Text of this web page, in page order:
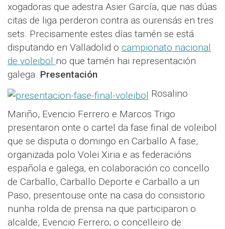
xogadoras que adestra Asier García, que nas dúas
citas de liga perderon contra as ourensás en tres
sets. Precisamente estes días tamén se está
disputando en Valladolid o campionato nacional
de voleibol no que tamén hai representación
galega. Presentación
Rosalino
Mariño, Evencio Ferrero e Marcos Trigo
presentaron onte o cartel da fase final de voleibol
que se disputa o domingo en Carballo A fase,
organizada polo Volei Xiria e as federacións
española e galega, en colaboración co concello
de Carballo, Carballo Deporte e Carballo a un
Paso, presentouse onte na casa do consistorio
nunha rolda de prensa na que participaron o
alcalde, Evencio Ferrero; o concelleiro de